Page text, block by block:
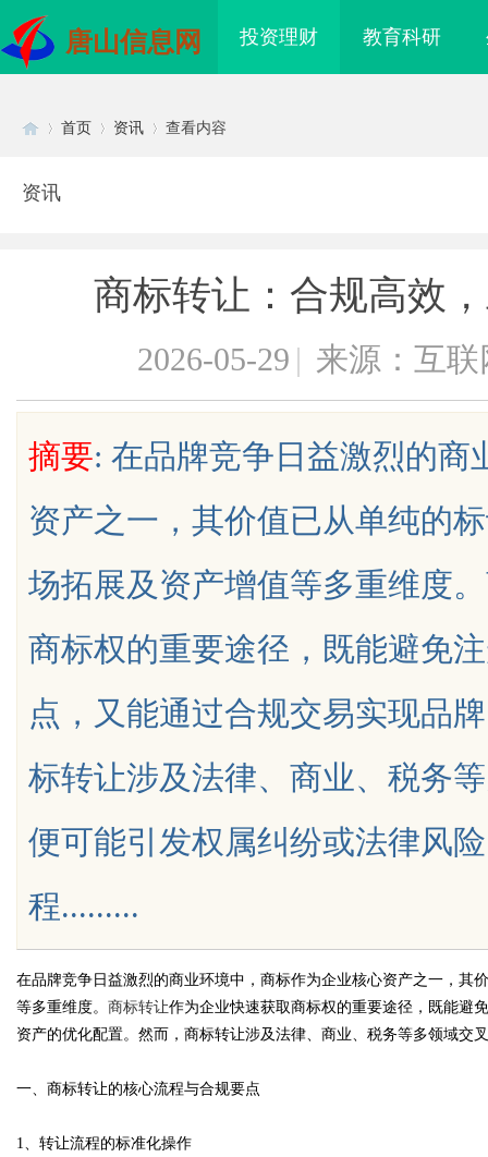
唐山信息网 投资理财 教育科研
uz
Bo
首页 资讯 查看内容
资讯
商标转让：合规高效
2026-05-29 | 来源：互联
摘要: 在品牌竞争日益激烈的商
资产之一，其价值已从单纯的
场拓展及资产增值等多重维度
商标权的重要途径，既能避免
点，又能通过合规交易实现品
标转让涉及法律、商业、税务
便可能引发权属纠纷或法律风
程.........
在品牌竞争日益激烈的商业环境中，商标作为企业核心资产之一，其
等多重维度。 商标转让作为企业快速获取商标权的重要途径，既能避
资产的优化配置。然而，商标转让涉及法律、商业、税务等多领域交
一、商标转让的核心流程与合规要点
1、转让流程的标准化操作
发体系全解析